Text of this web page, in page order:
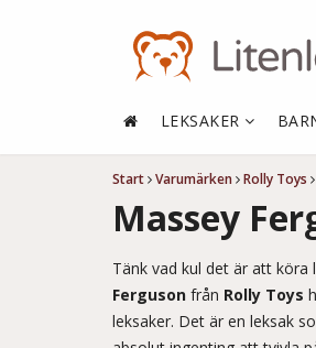
Start Varumärken Rolly Toys
Massey
Tänk vad kul det är att köra
Ferguson från Rolly Toys
leksaker. Det är en leksak
LEKSAKER